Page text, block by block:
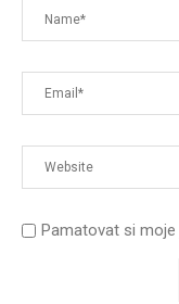
Pamatovat si